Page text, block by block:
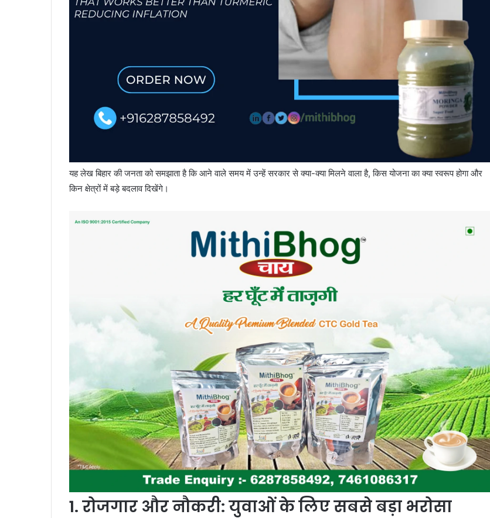
यह लेख बिहार की जनता को समझाता है कि आने वाले समय में उन्हें सरकार से क्या-क्या मिलने वाला है, किस योजना का क्या स्वरूप होगा और
किन क्षेत्रों में बड़े बदलाव दिखेंगे।
1.रोजगार और नौकरी: युवाओं के लिए सबसे बड़ा भरोसा